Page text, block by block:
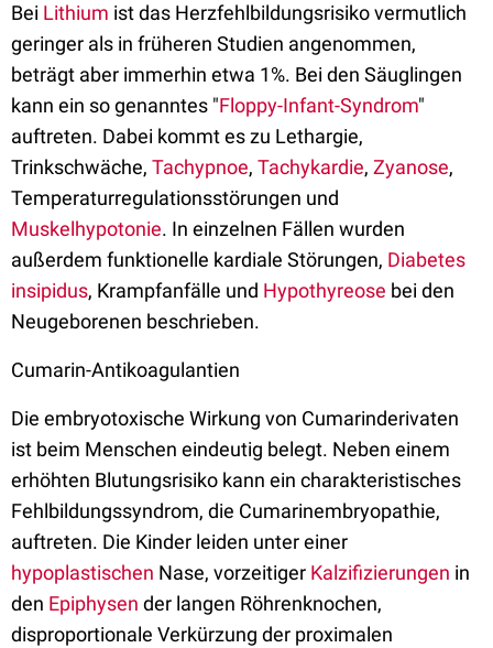
Bei Lithium ist das Herzfehlbildungsrisiko vermutlich
geringer als in früheren Studien angenommen,
beträgt aber immerhin etwa 1%. Bei den Säuglingen
kann ein so genanntes "Floppy-Infant-Syndrom"
auftreten. Dabei kommt es zu Lethargie,
Trinkschwäche, Tachypnoe, Tachykardie, Zyanose,
Temperaturregulationsstörungen und
Muskelhypotonie. In einzelnen Fällen wurden
außerdem funktionelle kardiale Störungen, Diabetes
insipidus, Krampfanfälle und Hypothyreose bei den
Neugeborenen beschrieben.
Cumarin-Antikoagulantien
Die embryotoxische Wirkung von Cumarinderivaten
ist beim Menschen eindeutig belegt. Neben einem
erhöhten Blutungsrisiko kann ein charakteristisches
Fehlbildungssyndrom, die Cumarinembryopathie,
auftreten. Die Kinder leiden unter einer
hypoplastischen Nase, vorzeitiger Kalzifizierungen in
den Epiphysen der langen Röhrenknochen,
disproportionale Verkürzung der proximalen